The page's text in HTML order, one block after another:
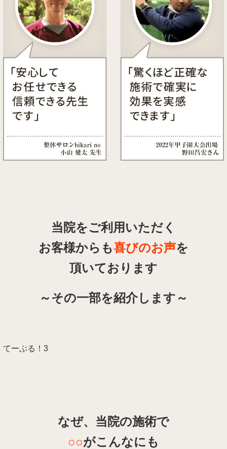
当院をご利用いただく
お客様からも喜びのお声を
頂いております
～その一部を紹介します～
てーぶる！3
なぜ、当院の施術で
○○がこんなにも